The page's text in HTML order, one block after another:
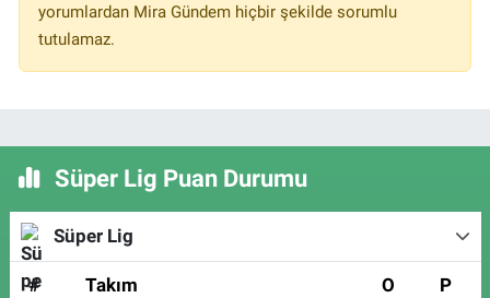
yorumlardan Mira Gündem hiçbir şekilde sorumlu
tutulamaz.
Süper Lig Puan Durumu
Süper Lig
# Takım O P